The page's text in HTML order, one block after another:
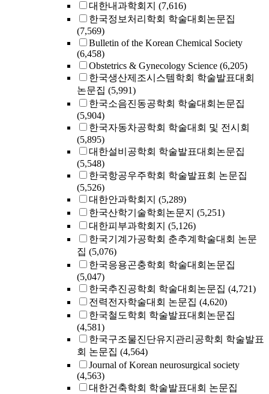
대한내과학회지 (7,616)
한국정보처리학회 학술대회논문집
(7,569)
Bulletin of the Korean Chemical Society
(6,458)
Obstetrics & Gynecology Science (6,205)
한국생산제조시스템학회 학술발표대회
논문집 (5,991)
한국소음진동공학회 학술대회논문집
(5,904)
한국자동차공학회 학술대회 및 전시회
(5,895)
대한설비공학회 학술발표대회논문집
(5,548)
한국항공우주학회 학술발표회 논문집
(5,526)
대한안과학회지 (5,289)
한국산학기술학회논문지 (5,251)
대한피부과학회지 (5,126)
한국기계가공학회 춘추계학술대회 논문
집 (5,076)
한국응용곤충학회 학술대회논문집
(5,047)
한국추진공학회 학술대회논문집 (4,721)
전력전자학술대회 논문집 (4,620)
한국철도학회 학술발표대회논문집
(4,581)
한국구조물진단유지관리공학회 학술발표
회 논문집 (4,564)
Journal of Korean neurosurgical society
(4,563)
대한건축학회 학술발표대회 논문집